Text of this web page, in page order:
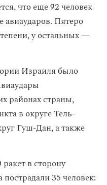
что еще 92 человек
авиаударов. Пятеро
у остальных —
Израиля было
районах страны,
в округе Тель-
Гуш-Дан, а также
ракет в сторону
35 человек: